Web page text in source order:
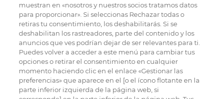
muestran en «nosotros y nuestros socios tratamos datos
para proporcionar». Si seleccionas Rechazar todas o
retiras tu consentimiento, los deshabilitarás. Si se
deshabilitan los rastreadores, parte del contenido y los
anuncios que ves podrían dejar de ser relevantes para ti.
Puedes volver a acceder a este menú para cambiar tus
opciones o retirar el consentimiento en cualquier
momento haciendo clic en el enlace «Gestionar las
preferencias» que aparece en el [o el ícono flotante en la
parte inferior izquierda de la página web, si